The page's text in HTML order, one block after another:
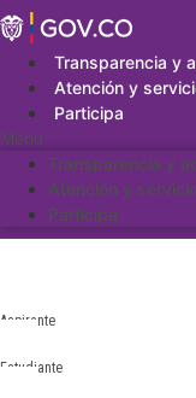
Saltar
al
contenidoTransparencia y
Atención y
Participa
Menu
Transparencia y
Atención y
Participa
Aspirante
Estudiante